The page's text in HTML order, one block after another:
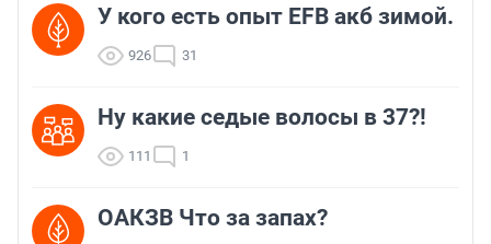
У кого есть опыт EFB акб зимой.
926 31
Ну какие седые волосы в 37?!
111 1
ОАКЗВ Что за запах?